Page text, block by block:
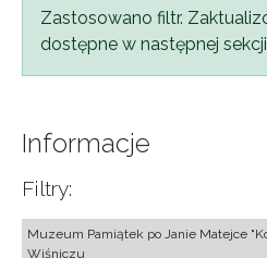
Komunikat
Zastosowano filtr.
dostępne w następnej
Informacje
Filtry:
Muzeum Pamiątek po Janie Matejce
Wiśniczu